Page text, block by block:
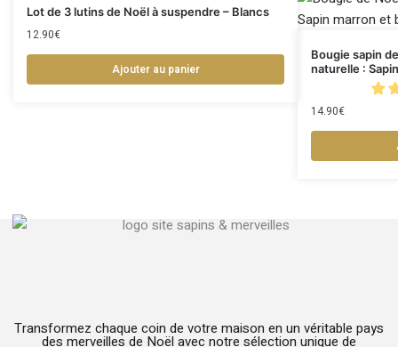
Lot de 3 lutins de Noël à suspendre – Blancs
12.90€
Ajouter au panier
Bougie sapin
naturelle :
14.90€
Transformez chaque coin de votre maison en un véritable pays
des merveilles de Noël avec notre sélection unique de